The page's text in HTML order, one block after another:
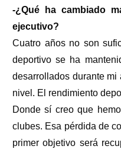
-¿Qué ha cambiado
ejecutivo?
Cuatro años no son
deportivo se ha
desarrollados durante
nivel. El rendimiento
Donde sí creo que
clubes. Esa pérdida de
primer objetivo será